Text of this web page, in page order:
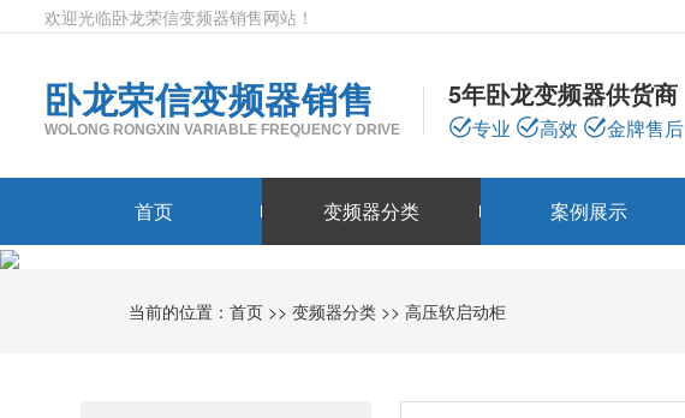
欢迎光临卧龙荣信变频器销售网站！
卧龙荣信变频器销售
WOLONG RONGXIN VARIABLE FREQUENCY DRIVE
5年卧龙变频器供货商
专业 高效 金牌售后
首页 变频器分类 案例展示
当前的位置：首页 >>变频器分类 >>高压软启动柜